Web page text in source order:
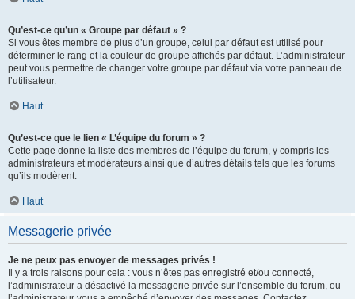
Qu’est-ce qu’un « Groupe par défaut » ?
Si vous êtes membre de plus d’un groupe, celui par défaut est utilisé pour
déterminer le rang et la couleur de groupe affichés par défaut. L’administrateur
peut vous permettre de changer votre groupe par défaut via votre panneau de
l’utilisateur.
Haut
Qu’est-ce que le lien « L’équipe du forum » ?
Cette page donne la liste des membres de l’équipe du forum, y compris les
administrateurs et modérateurs ainsi que d’autres détails tels que les forums
qu’ils modèrent.
Haut
Messagerie privée
Je ne peux pas envoyer de messages privés !
Il y a trois raisons pour cela : vous n’êtes pas enregistré et/ou connecté,
l’administrateur a désactivé la messagerie privée sur l’ensemble du forum, ou